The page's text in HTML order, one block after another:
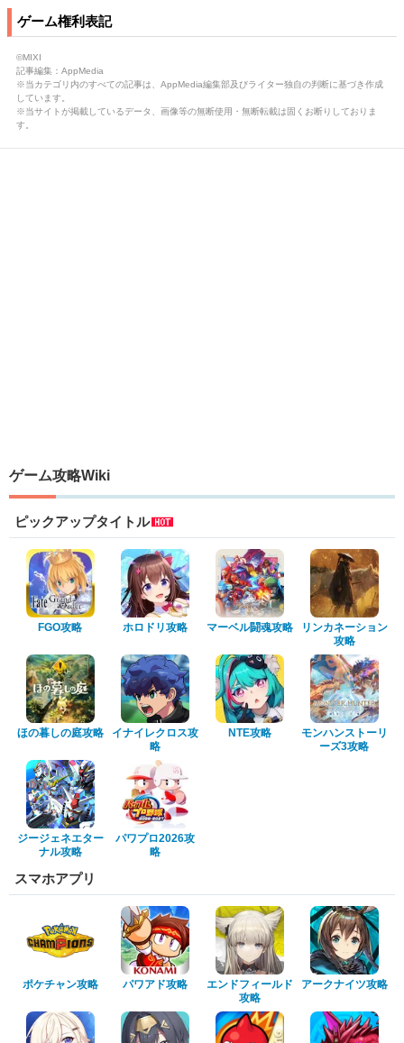
ゲーム権利表記
©MIXI
記事編集：AppMedia
※当カテゴリ内のすべての記事は、AppMedia編集部及びライター独自の判断に基づき作成
しています。
※当サイトが掲載しているデータ、画像等の無断使用・無断転載は固くお断りしておりま
す。
ゲーム攻略Wiki
ピックアップタイトル
FGO攻略 ホロドリ攻略 マーベル闘魂攻略
リンカネーション
攻略
ほの暮しの庭攻略
イナイレクロス攻
略
NTE攻略
モンハンストーリ
ーズ3攻略
ジージェネエター
ナル攻略
パワプロ2026攻
略
スマホアプリ
ポケチャン攻略 パワアド攻略
エンドフィールド
攻略
アークナイツ攻略